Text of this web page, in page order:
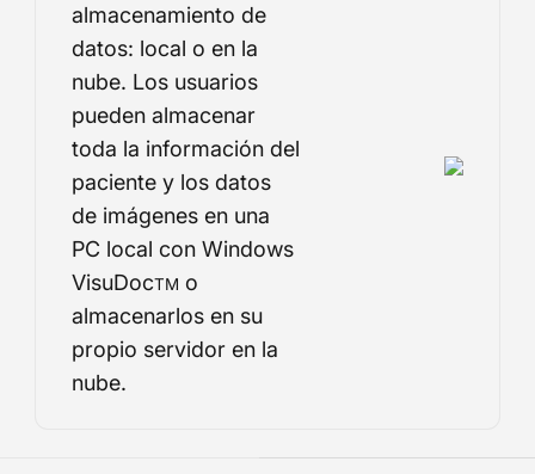
almacenamiento de
datos: local o en la
nube. Los usuarios
pueden almacenar
toda la información del
paciente y los datos
de imágenes en una
PC local con Windows
VisuDocTM o
almacenarlos en su
propio servidor en la
nube.